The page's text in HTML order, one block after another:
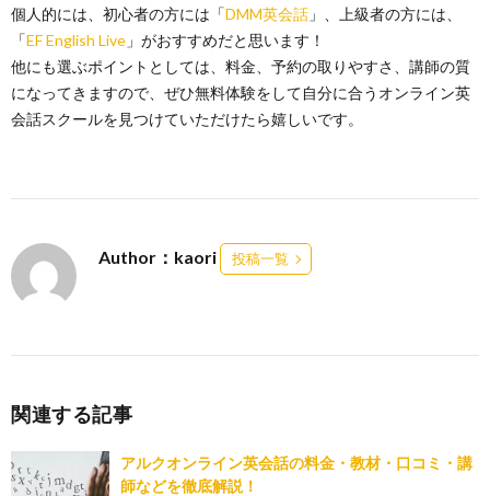
個人的には、初心者の方には「DMM英会話 」、上級者の方には、
「EF English Live 」がおすすめだと思います！
他にも選ぶポイントとしては、料金、予約の取りやすさ、講師の質
になってきますので、ぜひ無料体験をして自分に合うオンライン英
会話スクールを見つけていただけたら嬉しいです。
Author：kaori 投稿一覧
関連する記事
アルクオンライン英会話の料金・教材・口コミ・講
師などを徹底解説！